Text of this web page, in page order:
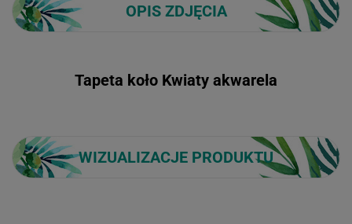
OPIS ZDJĘCIA
Tapeta koło Kwiaty akwarela
WIZUALIZACJE PRODUKTU